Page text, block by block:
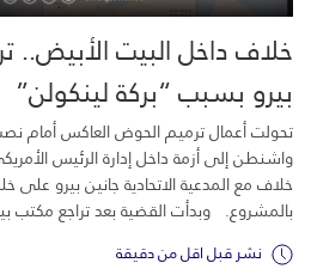
خلاف داخل البيت الأبيض..
بيرو بسبب “بركة لينكولن”
تحولت أعمال ترميم الحوض العاكس أمام
واشنطن إلى أزمة داخل إدارة الرئيس
خلاف مع المدعية الاتحادية جانين بيرو على
بالمشروع. وبدأت القضية بعد تراجع مكتب
نشر قبل اقل من دقيقة